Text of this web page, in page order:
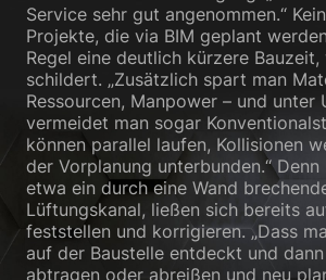
Service sehr gut angenommen.“
Projekte, die via BIM geplant
Regel eine deutlich kürzere
schildert. „Zusätzlich spart man
Ressourcen, Manpower – und unter
vermeidet man sogar
können parallel laufen, Kollisionen
der Vorplanung unterbunden.“ Denn
etwa ein durch eine Wand
Lüftungskanal, ließen sich bereits
feststellen und korrigieren. „Dass
auf der Baustelle entdeckt und
abtragen oder abreißen und neu